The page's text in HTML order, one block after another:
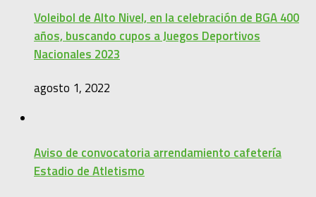
Voleibol de Alto Nivel, en la celebración de BGA 400
años, buscando cupos a Juegos Deportivos
Nacionales 2023
agosto 1, 2022
Aviso de convocatoria arrendamiento cafetería
Estadio de Atletismo